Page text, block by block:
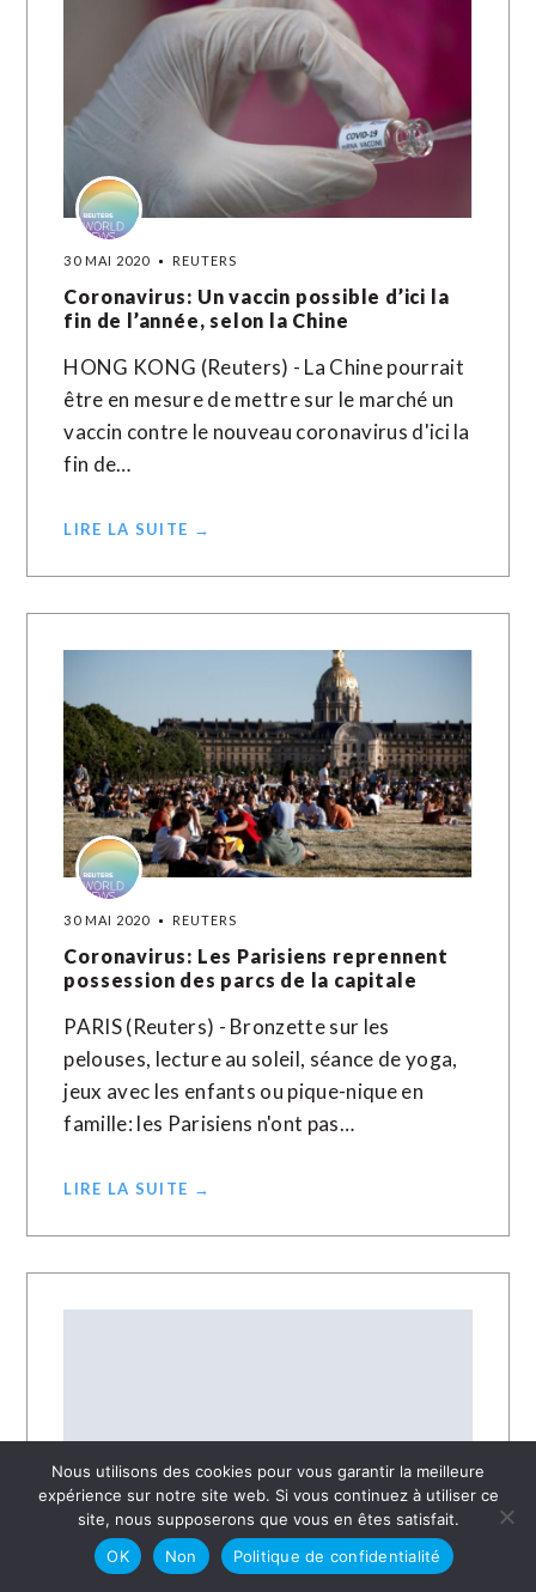
30 MAI 2020 REUTERS
Coronavirus: Un vaccin possible d’ici la
fin de l’année, selon la Chine
HONG KONG (Reuters) - La Chine pourrait
être en mesure de mettre sur le marché un
vaccin contre le nouveau coronavirus d'ici la
fin de…
LIRE LA SUITE →
30 MAI 2020 REUTERS
Coronavirus: Les Parisiens reprennent
possession des parcs de la capitale
PARIS (Reuters) - Bronzette sur les
pelouses, lecture au soleil, séance de yoga,
jeux avec les enfants ou pique-nique en
famille: les Parisiens n'ont pas…
LIRE LA SUITE →
30 MAI 2020 MIKI HARDY
Nous utilisons des cookies pour vous garantir la meilleure
expérience sur notre site web. Si vous continuez à utiliser ce
site, nous supposerons que vous en êtes satisfait.
OK
Non Politique de confidentialité